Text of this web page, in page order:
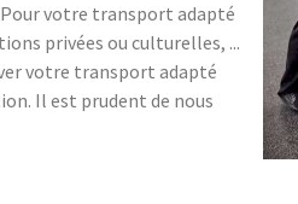
votre transport adapté
privées ou culturelles, ...
votre transport adapté
Il est prudent de nous